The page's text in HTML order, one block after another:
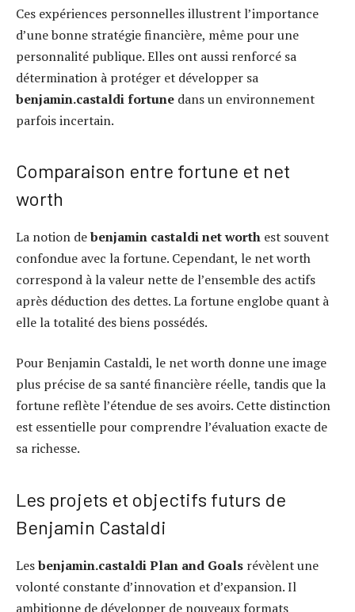
Ces expériences personnelles illustrent l’importance
d’une bonne stratégie financière, même pour une
personnalité publique. Elles ont aussi renforcé sa
détermination à protéger et développer sa
benjamin.castaldi fortune dans un environnement
parfois incertain.
Comparaison entre fortune et net
worth
La notion debenjamin castaldi net worth est souvent
confondue avec la fortune. Cependant, le net worth
correspond à la valeur nette de l’ensemble des actifs
après déduction des dettes. La fortune englobe quant à
elle la totalité des biens possédés.
Pour Benjamin Castaldi, le net worth donne une image
plus précise de sa santé financière réelle, tandis que la
fortune reflète l’étendue de ses avoirs. Cette distinction
est essentielle pour comprendre l’évaluation exacte de
sa richesse.
Les projets et objectifs futurs de
Benjamin Castaldi
Lesbenjamin.castaldi Plan and Goals révèlent une
volonté constante d’innovation et d’expansion. Il
ambitionne de développer de nouveaux formats